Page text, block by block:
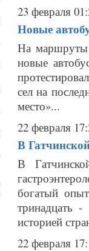
23 февраля
Новые
На маршруты
новые
сел на
место»...
22 февраля
В
В
богатый
тринадцать -
историей
22 февраля